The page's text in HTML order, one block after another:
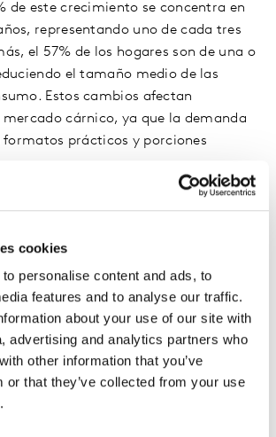
cookies
personalise content and ads, to
features and to analyse our traffic.
about your use of our site with
advertising and analytics partners who
other information that you’ve
or that they’ve collected from your use
de este crecimiento se concentra en
representando uno de cada tres
el 57% de los hogares son de una o
el tamaño medio de las
Estos cambios afectan
cárnico, ya que la demanda
prácticos y porciones
resiliencia y adaptación A pesar de
en el mercado, los productos cárnicos
asequibles como el pollo y el cerdo
La pechuga de pollo entera
del incremento, la costilla de cerdo
de lomo el 12%. Además, productos
chorizo y el fuet muestran
a corto como a largo plazo.